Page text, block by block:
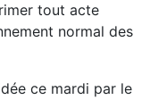
tout acte
normal des
ce mardi par le